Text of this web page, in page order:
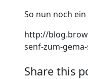
So nun noch
http://
senf-zum-
Share this